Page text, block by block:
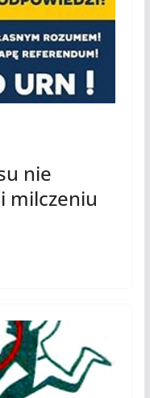
nie
milczeniu